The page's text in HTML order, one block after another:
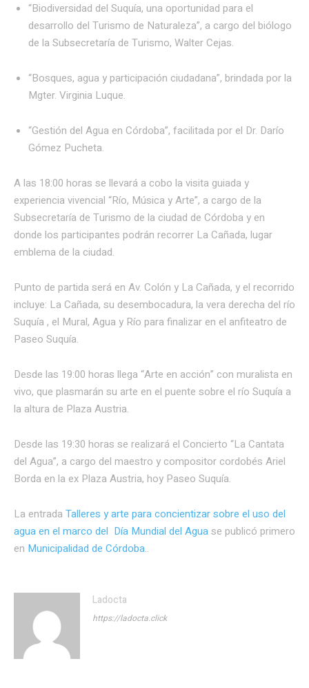
“Biodiversidad del Suquía, una oportunidad para el
desarrollo del Turismo de Naturaleza”, a cargo del biólogo
de la Subsecretaría de Turismo, Walter Cejas.
“Bosques, agua y participación ciudadana”, brindada por la
Mgter. Virginia Luque.
“Gestión del Agua en Córdoba”, facilitada por el Dr. Darío
Gómez Pucheta.
A las 18:00 horas se llevará a cobo la visita guiada y
experiencia vivencial “Río, Música y Arte”, a cargo de la
Subsecretaría de Turismo de la ciudad de Córdoba y en
donde los participantes podrán recorrer La Cañada, lugar
emblema de la ciudad.
Punto de partida será en Av. Colón y La Cañada, y el recorrido
incluye: La Cañada, su desembocadura, la vera derecha del río
Suquía , el Mural, Agua y Río para finalizar en el anfiteatro de
Paseo Suquía.
Desde las 19:00 horas llega “Arte en acción” con muralista en
vivo, que plasmarán su arte en el puente sobre el río Suquía a
la altura de Plaza Austria.
Desde las 19:30 horas se realizará el Concierto “La Cantata
del Agua”, a cargo del maestro y compositor cordobés Ariel
Borda en la ex Plaza Austria, hoy Paseo Suquía.
La entrada Talleres y arte para concientizar sobre el uso del
agua en el marco del Día Mundial del Aguase publicó primero
en Municipalidad de Córdoba..
Ladocta
https://ladocta.click